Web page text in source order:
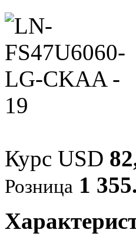
Курс USD
Розница 1